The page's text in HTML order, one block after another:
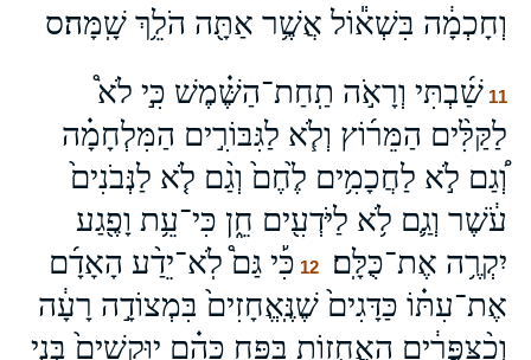
וְחָכְמָ֔ה בִּשְׁא֕וֹל אֲשֶׁ֥ר אַתָּ֖ה הֹלֵ֥ךְ שָֽׁמָּה׃ס
11 שַׁ֜בְתִּי וְרָאֹ֣ה תַֽחַת־הַשֶּׁ֗מֶשׁ כִּ֣י לֹא֩
לַקַּלִּ֨ים הַמֵּר֜וֹץ וְלֹ֧א לַגִּבּוֹרִ֣ים הַמִּלְחָמָ֗ה
וְ֠גַם לֹ֣א לַחֲכָמִ֥ים לֶ֙חֶם֙ וְגַ֨ם לֹ֤א לַנְּבֹנִים֙
עֹ֔שֶׁר וְגַ֛ם לֹ֥א לַיֹּדְעִ֖ים חֵ֑ן כִּי־עֵ֥ת וָפֶ֖גַע
יִקְרֶ֥ה אֶת־כֻּלָּֽם׃
12 כִּ֡י גַּם֩ לֹֽא־יֵדַ֨ע הָאָדָ֜ם
אֶת־עִתּ֗וֹ כַּדָּגִים֙ שֶׁנֶּֽאֱחָזִים֙ בִּמְצוֹדָ֣ה רָעָ֔ה
וְכַ֨צִּפֳּרִ֔ים הָאֲחֻז֖וֹת בַּפָּ֑ח כָּהֵ֗ם יֽוּקָשִׁים֙ בְּנֵ֣י